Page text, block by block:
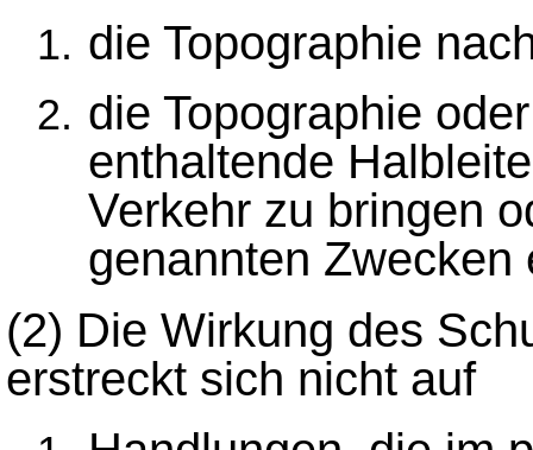
die Topographie
die Topographie
enthaltende
Verkehr zu bringen
genannten Zwecken
(2) Die Wirkung des
erstreckt sich nicht auf